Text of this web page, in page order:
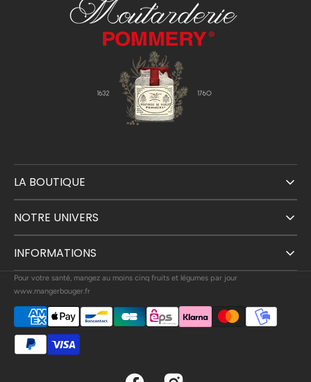
LA BOUTIQUE
NOTRE UNIVERS
INFORMATIONS
Pour votre santé, mangez au moins cinq fruits et légumes par jour
www.mangerbouger.fr